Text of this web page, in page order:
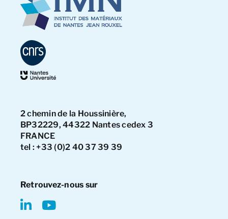
2 chemin de la Houssinière,
BP32229, 44322 Nantes cedex 3
FRANCE
tel : +33 (0)2 40 37 39 39
Retrouvez-nous sur